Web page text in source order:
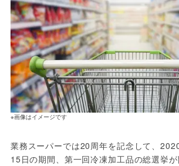
※画像はイメージです
業務スーパーでは20周年を記念して、
15日の期間、第一回冷凍加工品の総選挙が